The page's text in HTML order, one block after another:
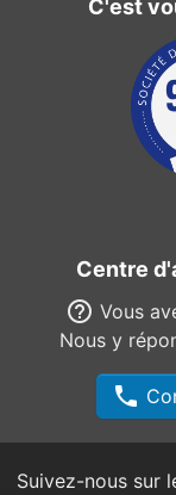
C'est
Centre
help_outline Vous
Nous y
phone
Suivez-nous sur